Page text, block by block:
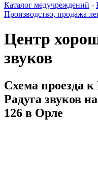
Каталог медучреждений -
Производство, продажа
Центр
звуков
Схема проезда
Радуга звуков
126 в Орле